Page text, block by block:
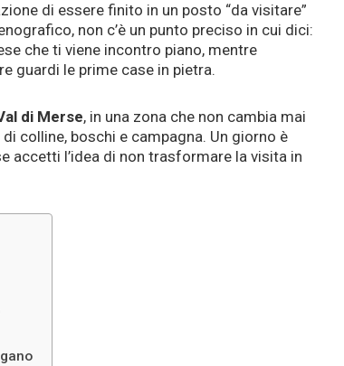
di essere finito in un posto “da visitare”
non c’è un punto preciso in cui dici:
che ti viene incontro piano, mentre
guardi le prime case in pietra.
di Merse, in una zona che non cambia mai
colline, boschi e campagna. Un giorno è
accetti l’idea di non trasformare la visita in